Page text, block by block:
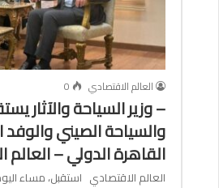
العالم الاقتصادي
0
– وزير السياحة والآثار
والسياحة الصيني والوفد
القاهرة الدولي – العالم
العالم الاقتصادي استقبل، مساء